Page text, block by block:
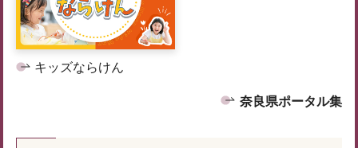
キッズならけん
奈良県ポータル集